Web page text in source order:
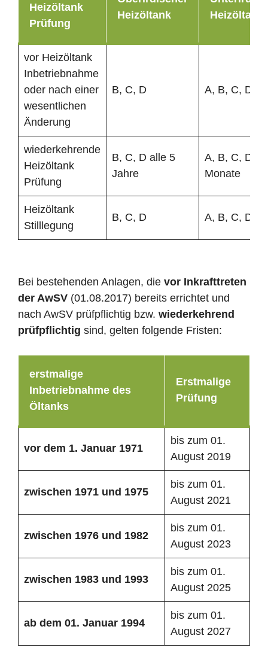
Heizöltank
Prüfung
Heizöltank
Heizöltank
vor Heizöltank
Inbetriebnahme
oder nach einer
wesentlichen
Änderung
B, C, D A, B, C, D
wiederkehrende
Heizöltank
Prüfung
B, C, D alle 5
Jahre
A, B, C, D
Monate
Heizöltank
Stilllegung
B, C, D A, B, C, D
Bei bestehenden Anlagen, die vor Inkrafttreten
der AwSV (01.08.2017) bereits errichtet und
nach AwSV prüfpflichtig bzw. wiederkehrend
prüfpflichtig sind, gelten folgende Fristen:
erstmalige
Inbetriebnahme des
Öltanks
Erstmalige
Prüfung
vor dem 1. Januar 1971
bis zum 01.
August 2019
zwischen 1971 und 1975
bis zum 01.
August 2021
zwischen 1976 und 1982
bis zum 01.
August 2023
zwischen 1983 und 1993
bis zum 01.
August 2025
ab dem 01. Januar 1994
bis zum 01.
August 2027